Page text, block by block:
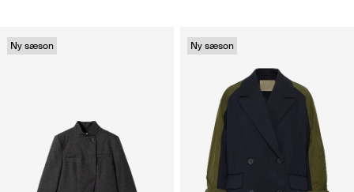
Ny sæson Ny sæson